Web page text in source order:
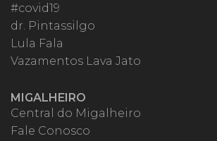
#covid19
dr. Pintassilgo
Lula Fala
Vazamentos Lava Jato
MIGALHEIRO
Central do Migalheiro
Fale Conosco